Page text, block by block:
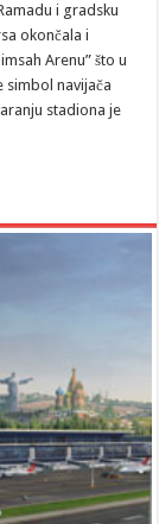
i gradsku
okončala i
Arenu” što u
simbol navijača
stadiona je